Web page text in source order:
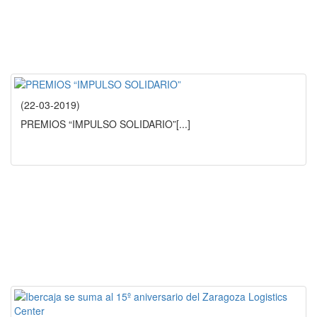
(22-03-2019)
PREMIOS “IMPULSO SOLIDARIO”[...]